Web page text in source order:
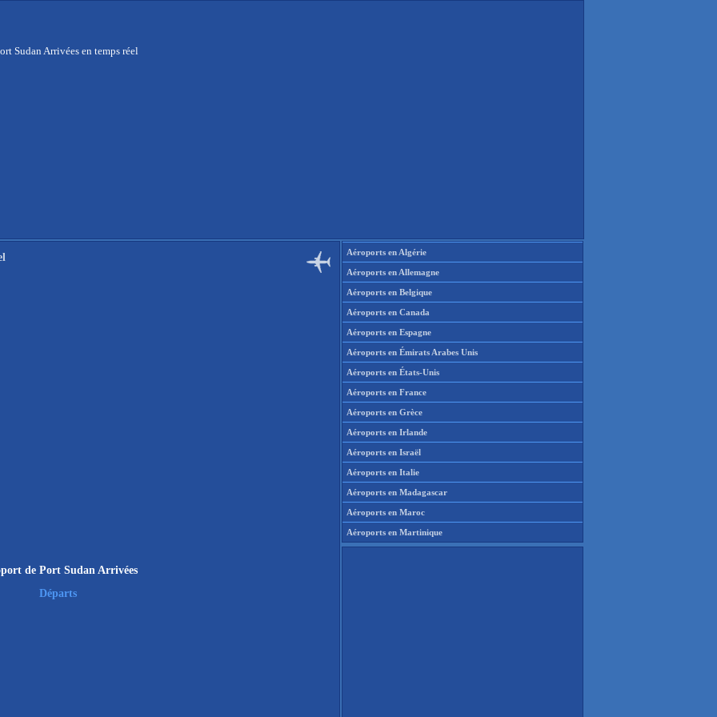
Sudan Arrivées en temps réel
de Port Sudan Arrivées
Départs
Aéroports en Algérie
Aéroports en Allemagne
Aéroports en Belgique
Aéroports en Canada
Aéroports en Espagne
Aéroports en Émirats Arabes Unis
Aéroports en États-Unis
Aéroports en France
Aéroports en Grèce
Aéroports en Irlande
Aéroports en Israël
Aéroports en Italie
Aéroports en Madagascar
Aéroports en Maroc
Aéroports en Martinique